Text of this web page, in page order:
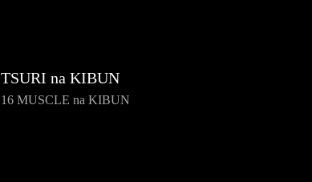
TSURI na KIBUN
16 MUSCLE na KIBUN